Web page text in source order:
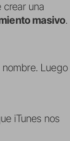
una
masivo.
Luego
iTunes nos